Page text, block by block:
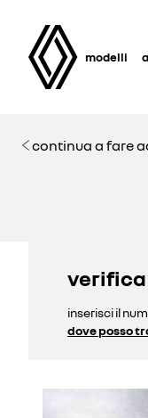
modelli
continua a fare
inserisci il
dove posso